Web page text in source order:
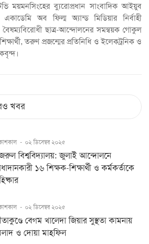
ময়মনসিংহের ব্যুরোপ্রধান সাংবাদিক আইয়ুব
অব ফিল্ম অ্যান্ড মিডিয়ার নির্বাহী
বৈষম্যবিরোধী ছাত্র-আন্দোলনের সমন্বয়ক গোকুল
তরুণ প্রজন্মের প্রতিনিধি ও ইলেকট্রনিক ও
খবর
- ০২ ডিসেম্বর ২০২৫
বিশ্ববিদ্যালয়: জুলাই আন্দোলনে
১৬ শিক্ষক-শিক্ষার্থী ও কর্মকর্তাকে
- ০২ ডিসেম্বর ২০২৫
বেগম খালেদা জিয়ার সুস্থতা কামনায়
ও দোয়া মাহফিল